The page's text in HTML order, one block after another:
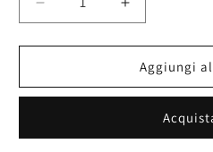
Diminuisci
quantità
per
Saldatore
Rinforzati
Aumenta
quantità
per
Guanti
Saldatore
Lunghi
Rinforzati
Aggiungi